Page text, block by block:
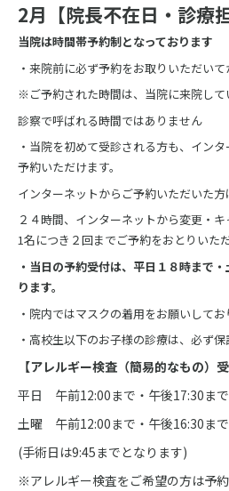
2月【院長不在日・診療
当院は時間帯予約制となっております
・来院前に必ず予約をお取りいただいて
※ご予約された時間は、当院に来院して
診察で呼ばれる時間ではありません
・当院を初めて受診される方も、イン
予約いただけます。
インターネットからご予約いただいた
２４時間、インターネットから変更・
1名につき２回までご予約をおとりいた
・当日の予約受付は、平日１８時まで
ります。
・院内ではマスクの着用をお願いしてお
・高校生以下のお子様の診療は、必ず保
【アレルギー検査（簡易的なもの）受
平日 午前12:00まで・午後17:30まで
土曜 午前12:00まで・午後16:30まで
(手術日は9:45までとなります)
※アレルギー検査をご希望の方は予